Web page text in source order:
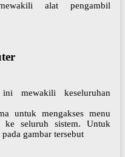
alat pengambil
mewakili keseluruhan
untuk mengakses menu
ke seluruh sistem. Untuk
gambar tersebut